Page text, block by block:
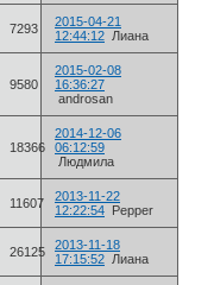
7293
2015-04-21
12:44:12 Лиана
9580
2015-02-08
16:36:27
androsan
18366
2014-12-06
06:12:59
Людмила
11607
2013-11-22
12:22:54
Pepper
26125
2013-11-18
17:15:52 Лиана